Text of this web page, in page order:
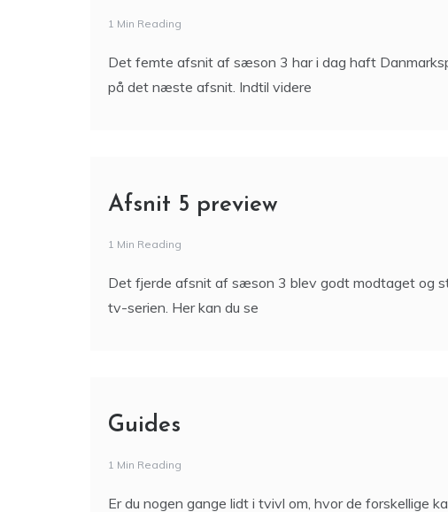
1 Min Reading
Det femte afsnit af sæson 3 har i dag haft
på det næste afsnit. Indtil videre
Afsnit 5 preview
1 Min Reading
Det fjerde afsnit af sæson 3 blev godt modtaget og
tv-serien. Her kan du se
Guides
1 Min Reading
Er du nogen gange lidt i tvivl om, hvor de forskellige